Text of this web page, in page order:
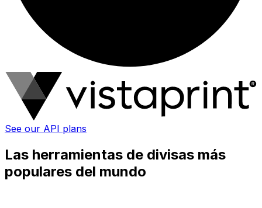
See our API plans
Las herramientas de divisas más
populares del mundo